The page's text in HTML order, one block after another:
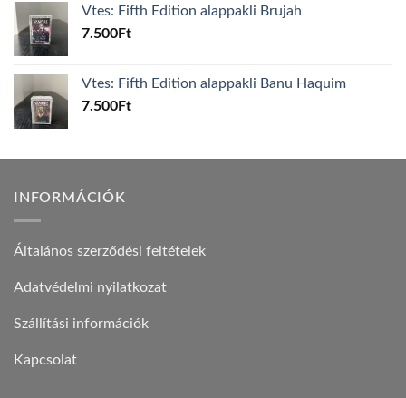
Vtes: Fifth Edition alappakli Brujah
7.500Ft
Vtes: Fifth Edition alappakli Banu Haquim
7.500Ft
INFORMÁCIÓK
Általános szerződési feltételek
Adatvédelmi nyilatkozat
Szállítási információk
Kapcsolat